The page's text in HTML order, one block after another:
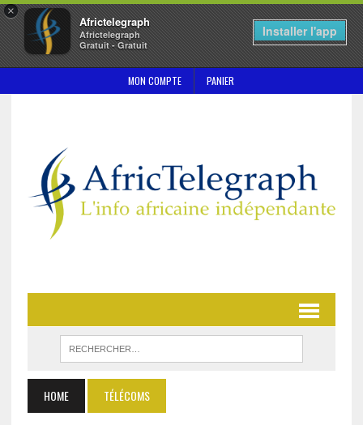
×
Africtelegraph
Africtelegraph
Gratuit - Gratuit
Installer l'app
MON COMPTE PANIER
HOME TÉLÉCOMS